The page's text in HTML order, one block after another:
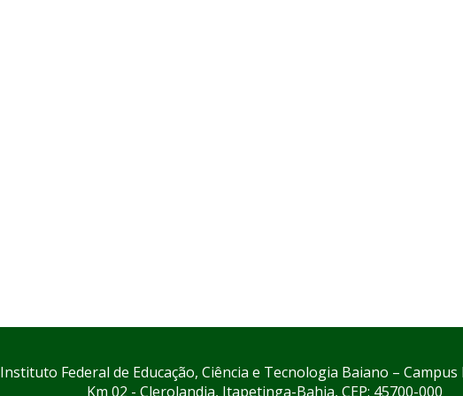
Instituto Federal de Educação, Ciência e Tecnologia Baiano –
Km 02 - Clerolandia, Itapetinga-Bahia, CEP: 45700-000